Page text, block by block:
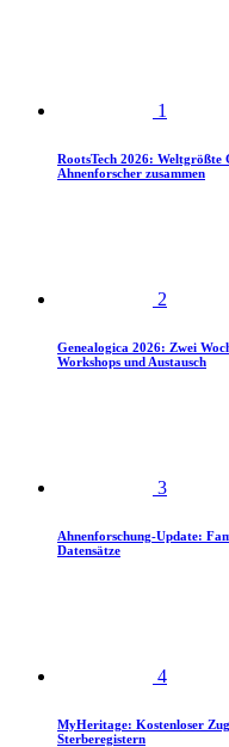
1
RootsTech 2026:
Ahnenforscher zusammen
2
Genealogica 2026: Zwei
Workshops und Austausch
3
Ahnenforschung-Update:
Datensätze
4
MyHeritage: Kostenloser
Sterberegistern